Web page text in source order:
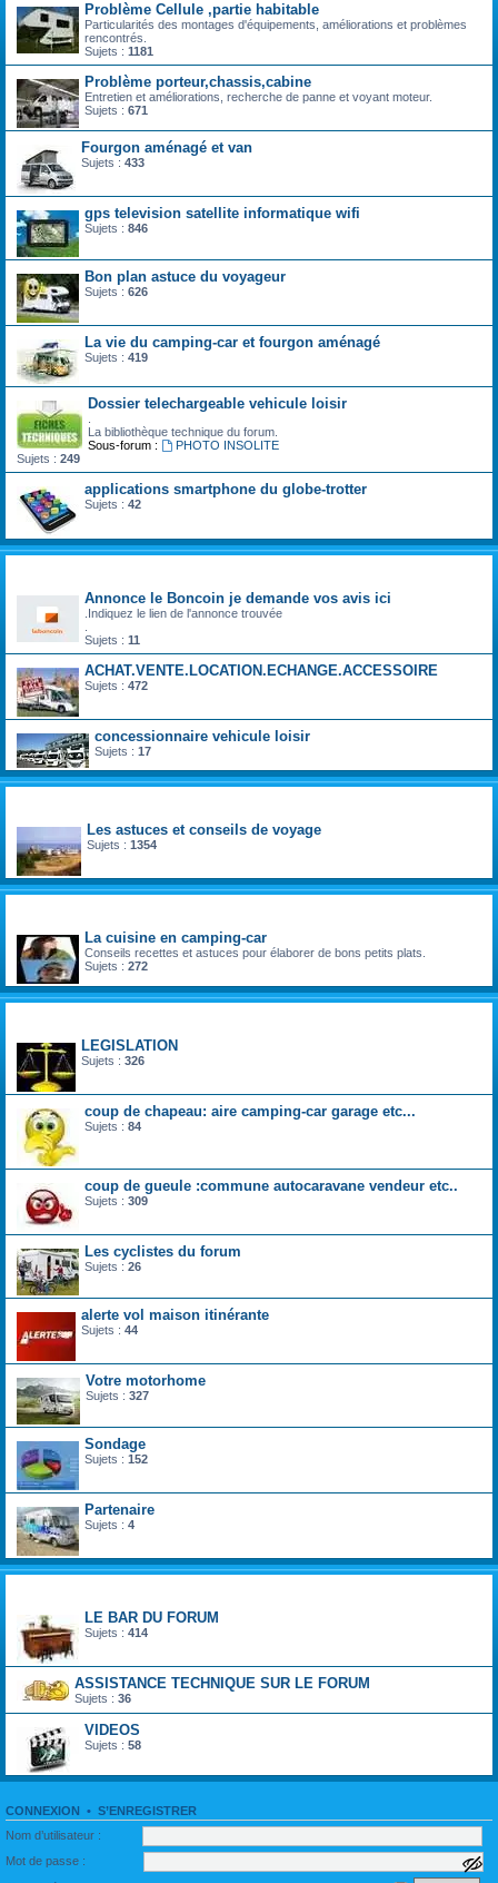
Problème Cellule ,partie habitable
Particularités des montages d'équipements, améliorations et problèmes
rencontrés.
Sujets : 1181
Problème porteur,chassis,cabine
Entretien et améliorations, recherche de panne et voyant moteur.
Sujets : 671
Fourgon aménagé et van
Sujets : 433
gps television satellite informatique wifi
Sujets : 846
Bon plan astuce du voyageur
Sujets : 626
La vie du camping-car et fourgon aménagé
Sujets : 419
Dossier telechargeable vehicule loisir
La bibliothèque technique du forum.
Sous-forum :
PHOTO INSOLITE
Sujets : 249
applications smartphone du globe-trotter
Sujets : 42
Annonce le Boncoin je demande vos avis ici
.Indiquez le lien de l'annonce trouvée
Sujets : 11
ACHAT.VENTE.LOCATION.ECHANGE.ACCESSOIRE
Sujets : 472
concessionnaire vehicule loisir
Sujets : 17
Les astuces et conseils de voyage
Sujets : 1354
La cuisine en camping-car
Conseils recettes et astuces pour élaborer de bons petits plats.
Sujets : 272
LEGISLATION
Sujets : 326
coup de chapeau: aire camping-car garage etc...
Sujets : 84
coup de gueule :commune autocaravane vendeur etc..
Sujets : 309
Les cyclistes du forum
Sujets : 26
alerte vol maison itinérante
Sujets : 44
Votre motorhome
Sujets : 327
Sondage
Sujets : 152
Partenaire
Sujets : 4
LE BAR DU FORUM
Sujets : 414
ASSISTANCE TECHNIQUE SUR LE FORUM
Sujets : 36
VIDEOS
Sujets : 58
CONNEXION • S’ENREGISTRER
Nom d’utilisateur :
Mot de passe :
a